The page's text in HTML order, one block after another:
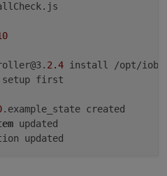
2.4 install /opt/
setup first
.example_state created
updated
updated